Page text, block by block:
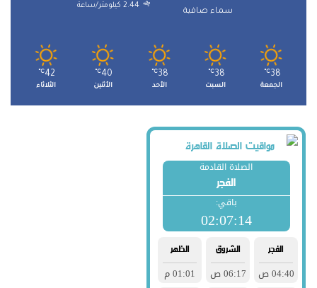
سماء صافية
2.44 كيلومتر/ساعة
38
℃
الجمعة
38
℃
السبت
38
℃
الأحد
40
℃
الأثنين
42
℃
الثلاثاء